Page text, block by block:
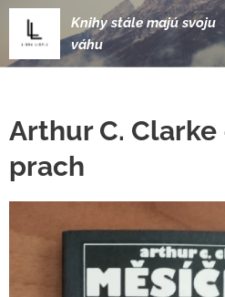
Knihy stále majú svoju
váhu
Arthur C.
prach